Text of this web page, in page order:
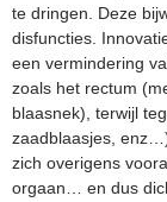
te dringen. Deze
disfuncties.
een vermindering
zoals het rectum
blaasnek), terwijl
zaadblaasjes,
zich overigens
orgaan… en dus